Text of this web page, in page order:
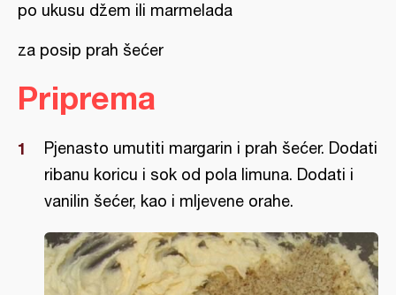
po ukusu džem ili marmelada
za posip prah šećer
Priprema
Pjenasto umutiti margarin i prah šećer. Dodati
ribanu koricu i sok od pola limuna. Dodati i
vanilin šećer, kao i mljevene orahe.